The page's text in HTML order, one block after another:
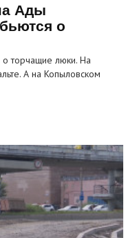
Ады
о
торчащие люки. На
А на Копыловском